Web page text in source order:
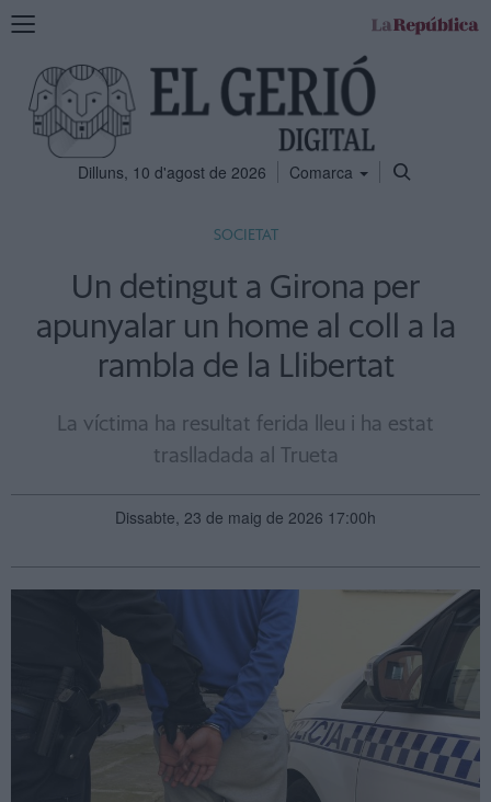
Mostra
navegació
Dilluns, 10 d'agost de 2026 Comarca
SOCIETAT
Un detingut a Girona per
apunyalar un home al coll a la
rambla de la Llibertat
La víctima ha resultat ferida lleu i ha estat
traslladada al Trueta
Dissabte, 23 de maig de 2026 17:00h